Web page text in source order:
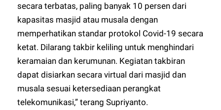
secara terbatas, paling banyak 10 persen dari
kapasitas masjid atau musala dengan
memperhatikan standar protokol Covid-19 secara
ketat. Dilarang takbir keliling untuk menghindari
keramaian dan kerumunan. Kegiatan takbiran
dapat disiarkan secara virtual dari masjid dan
musala sesuai ketersediaan perangkat
telekomunikasi,” terang Supriyanto.